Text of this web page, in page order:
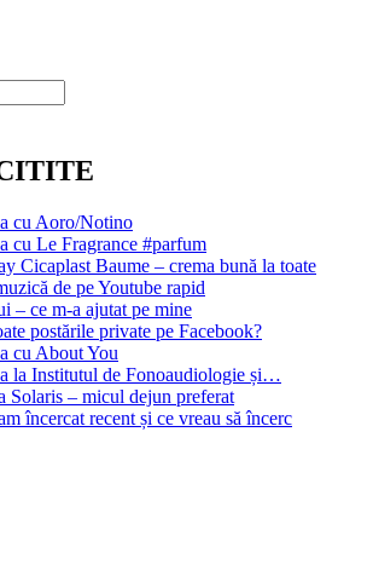
cu Aoro/Notino
cu Le Fragrance #parfum
Cicaplast Baume – crema bună la toate
de pe Youtube rapid
– ce m-a ajutat pe mine
postările private pe Facebook?
cu About You
la Institutul de Fonoaudiologie și…
Solaris – micul dejun preferat
încercat recent și ce vreau să încerc